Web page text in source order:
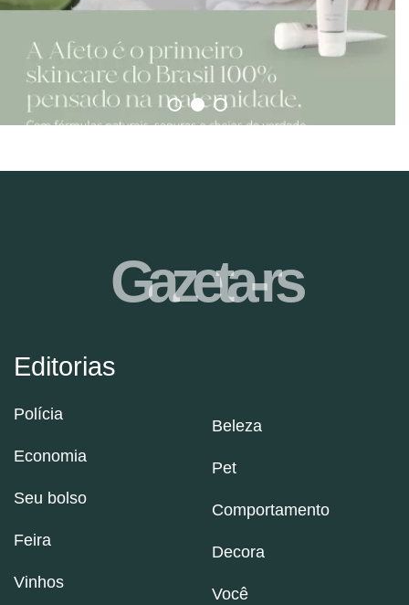
Editorias
Polícia
Economia
Seu bolso
Feira
Vinhos
Beleza
Pet
Comportamento
Decora
Você
Gazeta-rs